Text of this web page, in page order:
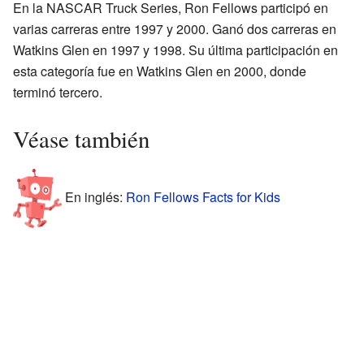
En la NASCAR Truck Series, Ron Fellows participó en
varias carreras entre 1997 y 2000. Ganó dos carreras en
Watkins Glen en 1997 y 1998. Su última participación en
esta categoría fue en Watkins Glen en 2000, donde
terminó tercero.
Véase también
En inglés: Ron Fellows Facts for Kids